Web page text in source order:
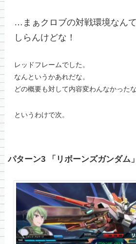
…まぁクロブの対戦環境なん
しらんけどな！
レッドフレームでした。
なんというかあれだな。
どの概要も対して内容変わんなかったな
というわけで次。
パターン3 「リボーンズガンダム」